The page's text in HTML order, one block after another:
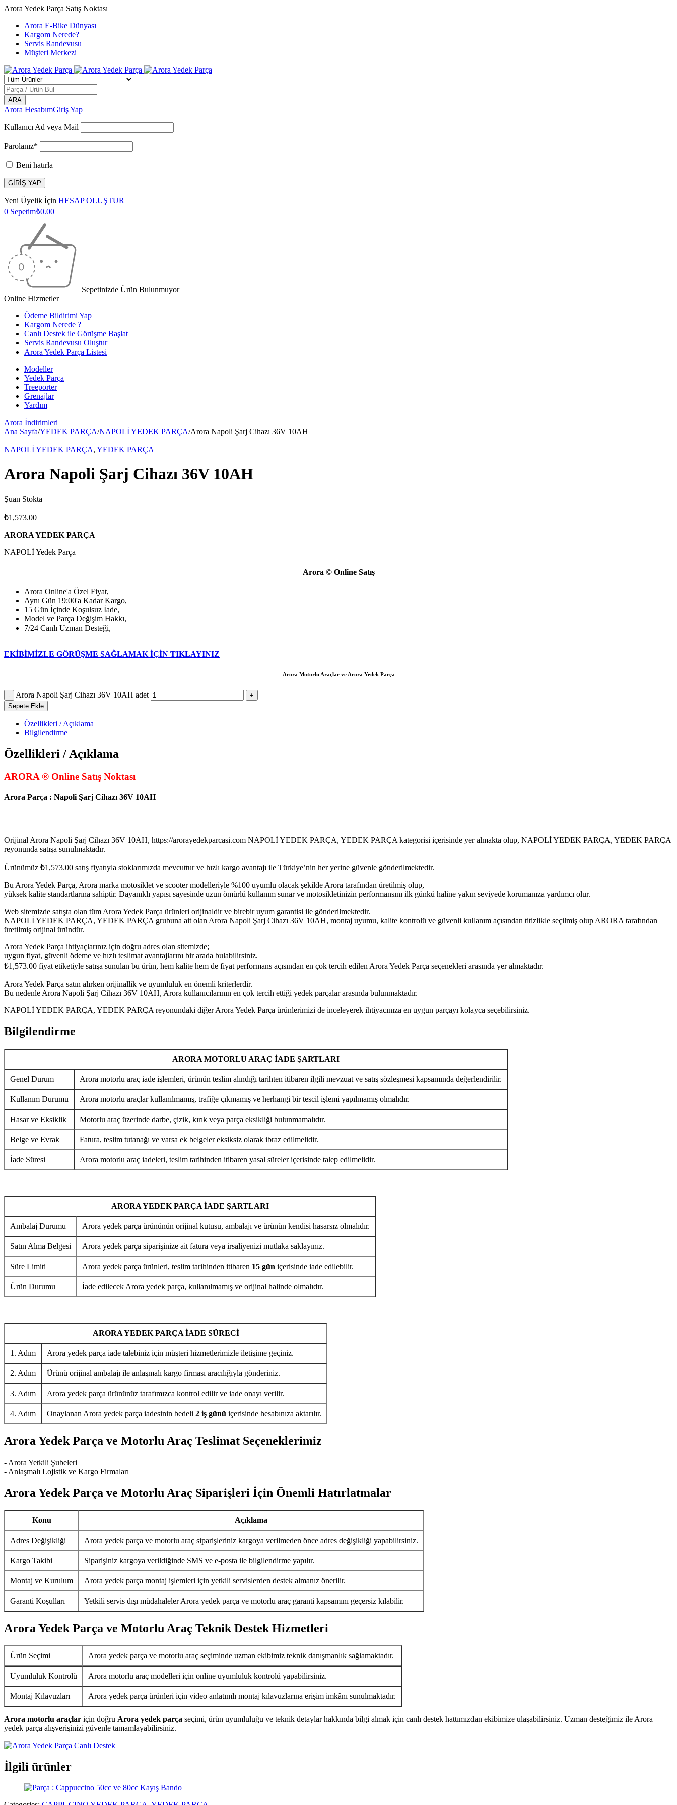
Arora Yedek Parça Satış Noktası
Arora E-Bike Dünyası
Kargom Nerede?
Servis Randevusu
Müşteri Merkezi
Arora HesabımGiriş Yap
Kullanıcı Ad veya Mail
Parolanız*
Beni hatırla
Yeni Üyelik İçin HESAP OLUŞTUR
0 Sepetim₺0.00
Sepetinizde Ürün Bulunmuyor
Online Hizmetler
Ödeme Bildirimi Yap
Kargom Nerede ?
Canlı Destek ile Görüşme Başlat
Servis Randevusu Oluştur
Arora Yedek Parça Listesi
Modeller
Yedek Parça
Treeporter
Grenajlar
Yardım
Arora İndirimleri
Ana Sayfa/YEDEK PARÇA/NAPOLİ YEDEK PARÇA/Arora Napoli Şarj Cihazı 36V 10AH
NAPOLİ YEDEK PARÇA, YEDEK PARÇA
Arora Napoli Şarj Cihazı 36V 10AH
Şuan Stokta
₺1,573.00
ARORA YEDEK PARÇA
NAPOLİ Yedek Parça
Arora © Online Satış
Arora Online'a Özel Fiyat,
Aynı Gün 19:00'a Kadar Kargo,
15 Gün İçinde Koşulsuz İade,
Model ve Parça Değişim Hakkı,
7/24 Canlı Uzman Desteği,
EKİBİMİZLE GÖRÜŞME SAĞLAMAK İÇİN TIKLAYINIZ
Arora Motorlu Araçlar ve Arora Yedek Parça
Arora Napoli Şarj Cihazı 36V 10AH adet
Sepete Ekle
Özellikleri / Açıklama
Bilgilendirme
Özellikleri / Açıklama
ARORA ® Online Satış Noktası
Arora Parça : Napoli Şarj Cihazı 36V 10AH
Orijinal Arora Napoli Şarj Cihazı 36V 10AH, https://arorayedekparcasi.com NAPOLİ YEDEK PARÇA, YEDEK PARÇA kategorisi içerisinde yer almakta olup, NAPOLİ YEDEK PARÇA, YEDEK PARÇA
reyonunda satışa sunulmaktadır.
Ürünümüz ₺1,573.00 satış fiyatıyla stoklarımızda mevcuttur ve hızlı kargo avantajı ile Türkiye’nin her yerine güvenle gönderilmektedir.
Bu Arora Yedek Parça, Arora marka motosiklet ve scooter modelleriyle %100 uyumlu olacak şekilde Arora tarafından üretilmiş olup,
yüksek kalite standartlarına sahiptir. Dayanıklı yapısı sayesinde uzun ömürlü kullanım sunar ve motosikletinizin performansını ilk günkü haline yakın seviyede korumanıza yardımcı olur.
Web sitemizde satışta olan tüm Arora Yedek Parça ürünleri orijinaldir ve birebir uyum garantisi ile gönderilmektedir.
NAPOLİ YEDEK PARÇA, YEDEK PARÇA grubuna ait olan Arora Napoli Şarj Cihazı 36V 10AH, montaj uyumu, kalite kontrolü ve güvenli kullanım açısından titizlikle seçilmiş olup ARORA tarafından
üretilmiş orijinal üründür.
Arora Yedek Parça ihtiyaçlarınız için doğru adres olan sitemizde;
uygun fiyat, güvenli ödeme ve hızlı teslimat avantajlarını bir arada bulabilirsiniz.
₺1,573.00 fiyat etiketiyle satışa sunulan bu ürün, hem kalite hem de fiyat performans açısından en çok tercih edilen Arora Yedek Parça seçenekleri arasında yer almaktadır.
Arora Yedek Parça satın alırken orijinallik ve uyumluluk en önemli kriterlerdir.
Bu nedenle Arora Napoli Şarj Cihazı 36V 10AH, Arora kullanıcılarının en çok tercih ettiği yedek parçalar arasında bulunmaktadır.
NAPOLİ YEDEK PARÇA, YEDEK PARÇA reyonundaki diğer Arora Yedek Parça ürünlerimizi de inceleyerek ihtiyacınıza en uygun parçayı kolayca seçebilirsiniz.
Bilgilendirme
ARORA MOTORLU ARAÇ İADE ŞARTLARI
Genel Durum Arora motorlu araç iade işlemleri, ürünün teslim alındığı tarihten itibaren ilgili mevzuat ve satış sözleşmesi kapsamında değerlendirilir.
Kullanım Durumu Arora motorlu araçlar kullanılmamış, trafiğe çıkmamış ve herhangi bir tescil işlemi yapılmamış olmalıdır.
Hasar ve Eksiklik Motorlu araç üzerinde darbe, çizik, kırık veya parça eksikliği bulunmamalıdır.
Belge ve Evrak Fatura, teslim tutanağı ve varsa ek belgeler eksiksiz olarak ibraz edilmelidir.
İade Süresi Arora motorlu araç iadeleri, teslim tarihinden itibaren yasal süreler içerisinde talep edilmelidir.
ARORA YEDEK PARÇA İADE ŞARTLARI
Ambalaj Durumu Arora yedek parça ürününün orijinal kutusu, ambalajı ve ürünün kendisi hasarsız olmalıdır.
Satın Alma Belgesi Arora yedek parça siparişinize ait fatura veya irsaliyenizi mutlaka saklayınız.
Süre Limiti Arora yedek parça ürünleri, teslim tarihinden itibaren 15 gün içerisinde iade edilebilir.
Ürün Durumu İade edilecek Arora yedek parça, kullanılmamış ve orijinal halinde olmalıdır.
ARORA YEDEK PARÇA İADE SÜRECİ
1. Adım Arora yedek parça iade talebiniz için müşteri hizmetlerimizle iletişime geçiniz.
2. Adım Ürünü orijinal ambalajı ile anlaşmalı kargo firması aracılığıyla gönderiniz.
3. Adım Arora yedek parça ürününüz tarafımızca kontrol edilir ve iade onayı verilir.
4. Adım Onaylanan Arora yedek parça iadesinin bedeli 2 iş günü içerisinde hesabınıza aktarılır.
Arora Yedek Parça ve Motorlu Araç Teslimat Seçeneklerimiz
- Arora Yetkili Şubeleri
- Anlaşmalı Lojistik ve Kargo Firmaları
Arora Yedek Parça ve Motorlu Araç Siparişleri İçin Önemli Hatırlatmalar
Konu Açıklama
Adres Değişikliği Arora yedek parça ve motorlu araç siparişleriniz kargoya verilmeden önce adres değişikliği yapabilirsiniz.
Kargo Takibi Siparişiniz kargoya verildiğinde SMS ve e-posta ile bilgilendirme yapılır.
Montaj ve Kurulum Arora yedek parça montaj işlemleri için yetkili servislerden destek almanız önerilir.
Garanti Koşulları Yetkili servis dışı müdahaleler Arora yedek parça ve motorlu araç garanti kapsamını geçersiz kılabilir.
Arora Yedek Parça ve Motorlu Araç Teknik Destek Hizmetleri
Ürün Seçimi Arora yedek parça ve motorlu araç seçiminde uzman ekibimiz teknik danışmanlık sağlamaktadır.
Uyumluluk Kontrolü Arora motorlu araç modelleri için online uyumluluk kontrolü yapabilirsiniz.
Montaj Kılavuzları Arora yedek parça ürünleri için video anlatımlı montaj kılavuzlarına erişim imkânı sunulmaktadır.
Arora motorlu araçlar için doğru Arora yedek parça seçimi, ürün uyumluluğu ve teknik detaylar hakkında bilgi almak için canlı destek hattımızdan ekibimize ulaşabilirsiniz. Uzman desteğimiz ile Arora
yedek parça alışverişinizi güvenle tamamlayabilirsiniz.
İlgili ürünler